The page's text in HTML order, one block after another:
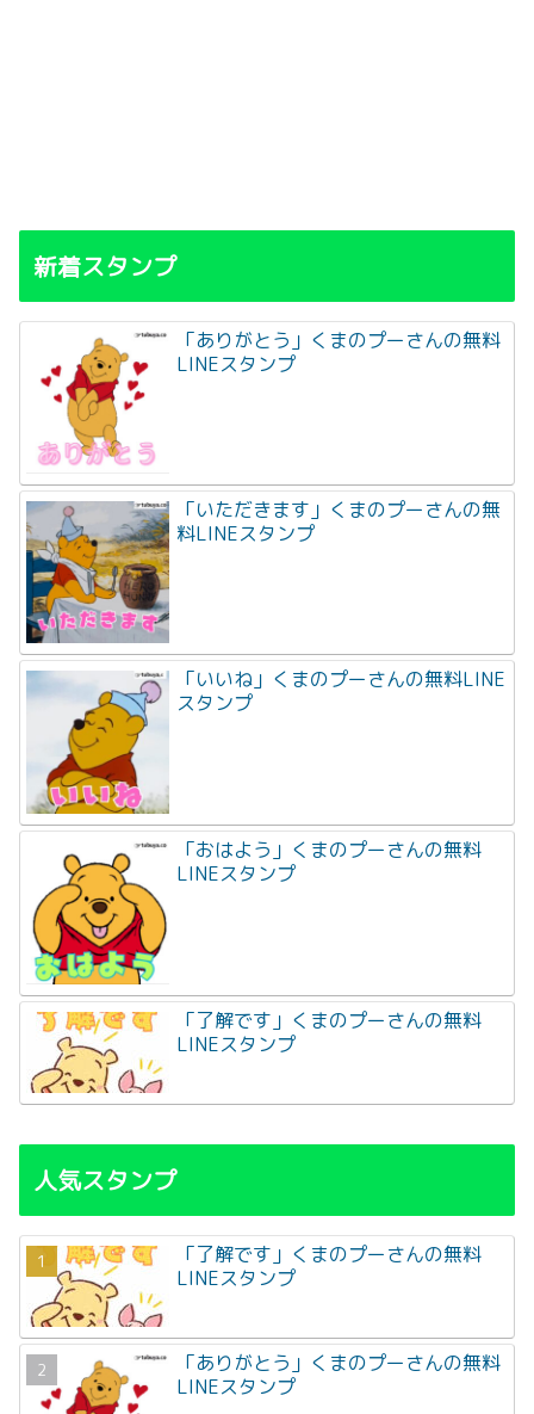
新着スタンプ
「ありがとう」くまのプーさんの無料
LINEスタンプ
「いただきます」くまのプーさんの無
料LINEスタンプ
「いいね」くまのプーさんの無料LINE
スタンプ
「おはよう」くまのプーさんの無料
LINEスタンプ
「了解です」くまのプーさんの無料
LINEスタンプ
人気スタンプ
「了解です」くまのプーさんの無料
LINEスタンプ
「ありがとう」くまのプーさんの無料
LINEスタンプ